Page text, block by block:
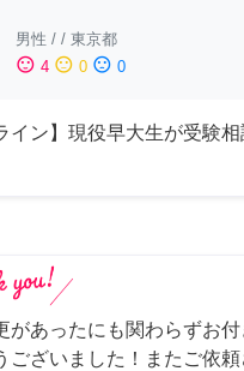
男性 / / 東京都
sentiment_satisfied 4 sentiment_neutral 0 sentiment_dissatisfied 0
イン】現役早大生が受験
があったにも関わらずお
ございました！またご依